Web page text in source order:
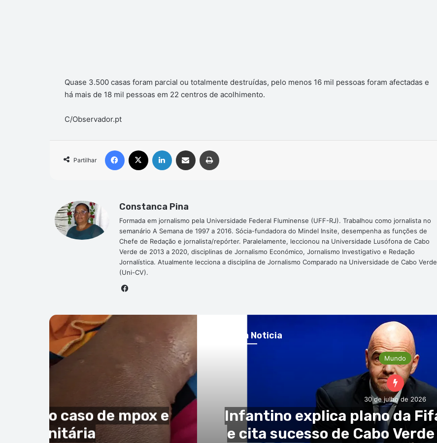
Quase 3.500 casas foram parcial ou totalmente destruídas, pelo menos 16 mil pessoas foram afectadas e
há mais de 18 mil pessoas em 22 centros de acolhimento.
C/Observador.pt
Partilhar
Facebook Linkedin Compartilhar via e-mail
Constanca Pina
Formada em jornalismo pela Universidade Federal Fluminense (UFF-RJ). Trabalhou como jornalista no
semanário A Semana de 1997 a 2016. Sócia-fundadora do Mindel Insite, desempenha as funções de
Chefe de Redação e jornalista/repórter. Paralelamente, leccionou na Universidade Lusófona de Cabo
Verde de 2013 a 2020, disciplinas de Jornalismo Económico, Jornalismo Investigativo e Redação
Jornalística. Atualmente lecciona a disciplina de Jornalismo Comparado na Universidade de Cabo Verde
(Uni-CV).
Próxima Noticia
Fifa de ‘vender’ Copa
como argumento